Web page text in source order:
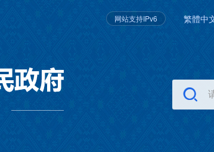
网站支持IPv6 繁體中